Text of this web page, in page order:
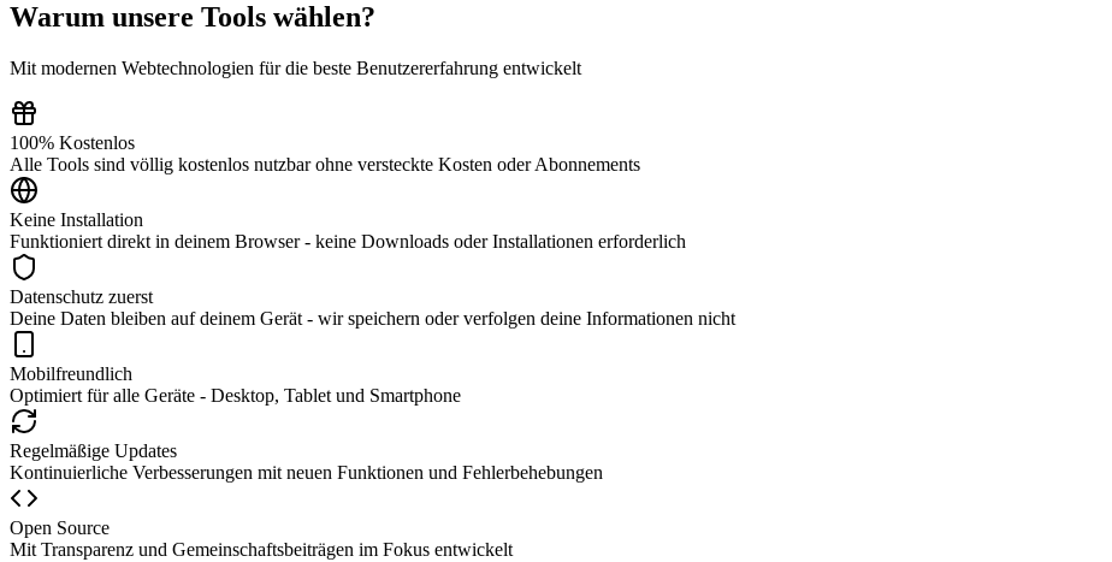
Warum unsere Tools wählen?
Mit modernen Webtechnologien für die beste Benutzererfahrung entwickelt
100% Kostenlos
Alle Tools sind völlig kostenlos nutzbar ohne versteckte Kosten oder Abonnements
Keine Installation
Funktioniert direkt in deinem Browser - keine Downloads oder Installationen erforderlich
Datenschutz zuerst
Deine Daten bleiben auf deinem Gerät - wir speichern oder verfolgen deine Informationen nicht
Mobilfreundlich
Optimiert für alle Geräte - Desktop, Tablet und Smartphone
Regelmäßige Updates
Kontinuierliche Verbesserungen mit neuen Funktionen und Fehlerbehebungen
Open Source
Mit Transparenz und Gemeinschaftsbeiträgen im Fokus entwickelt